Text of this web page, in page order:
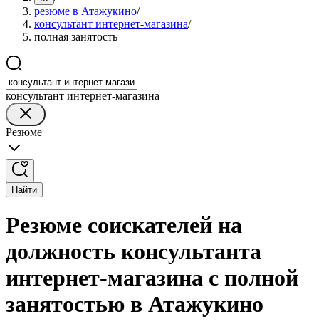
резюме в Атажукино/
консультант интернет-магазина/
полная занятость
консультант интернет-магазина
Резюме
Найти
Резюме соискателей на
должность консультанта
интернет-магазина с полной
занятостью в Атажукино